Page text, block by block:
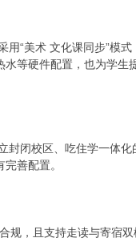
“美术 文化课同步”模
等硬件配置，也为学
封闭校区、吃住学一体
善配置。
，且支持走读与寄宿